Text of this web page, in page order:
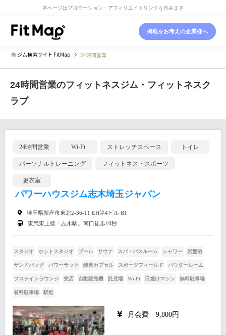
本ページはプロモーション・アフィリエイトリンクを含みます
掲載をお考えの企業様へ
ジム検索サイト FitMap 24時間営業
24時間営業のフィットネスジム・フィットネスク
ラブ
24時間営業 Wi-Fi ストレッチスペース トイレ
パーソナルトレーニング フィットネス・スポーツ
更衣室
パワーハウスジム志木埼玉ジャパン
埼玉県新座市東北2-36-11 EH第4ビル B1
東武東上線「志木駅」南口徒歩10秒
スタジオ ホットスタジオ プール サウナ スパ・バスルーム シャワー 岩盤浴
サンドバッグ パワーラック 酸素カプセル スポーツフィールド パウダールーム
プロテインラウンジ 売店 自動販売機 託児場 Wi-Fi 日焼けマシン 無料駐車場
有料駐車場 駅近
月会費 9,800円